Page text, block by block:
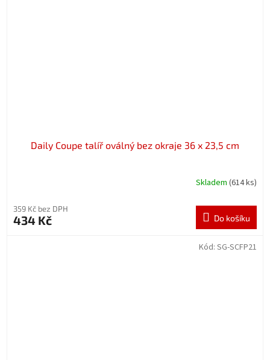
Daily Coupe talíř oválný bez okraje 36 x 23,5 cm
Skladem (614 ks)
359 Kč bez DPH
434 Kč Do košíku
Kód: SG-SCFP21